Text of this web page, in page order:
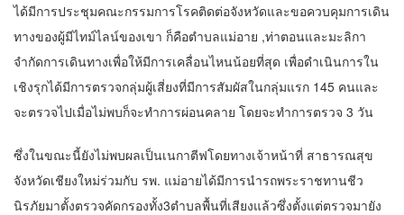
ได้มีการประชุมคณะกรรมการโรคติดต่อจังหวัดและขอควบคุมการเดิน
ทางของผู้มีไทม์ไลน์ของเขา ก็คือตำบลแม่อาย ,ท่าตอนและมะลิกา
จำกัดการเดินทางเพื่อให้มีการเคลื่อนไหนน้อยที่สุด เพื่อดำเนินการใน
เชิงรุกได้มีการตรวจกลุ่มผู้เสี่ยงที่มีการสัมผัสในกลุ่มแรก 145 คนและ
จะตรวจไปเมื่อไม่พบก็จะทำการผ่อนคลาย โดยจะทำการตรวจ 3 วัน
ซึ่งในขณะนี้ยังไม่พบผลเป็นเนกาตีฟโดยทางเจ้าหน้าที่ สาธารณสุข
จังหวัดเชียงใหม่ร่วมกับ รพ. แม่อายได้มีการนำรถพระราชทานชีว
นิรภัยมาตั้งตรวจคัดกรองทั้ง3ตำบลพื้นที่เสียงแล้วซึ่งตั้งแต่ตรวจมายัง